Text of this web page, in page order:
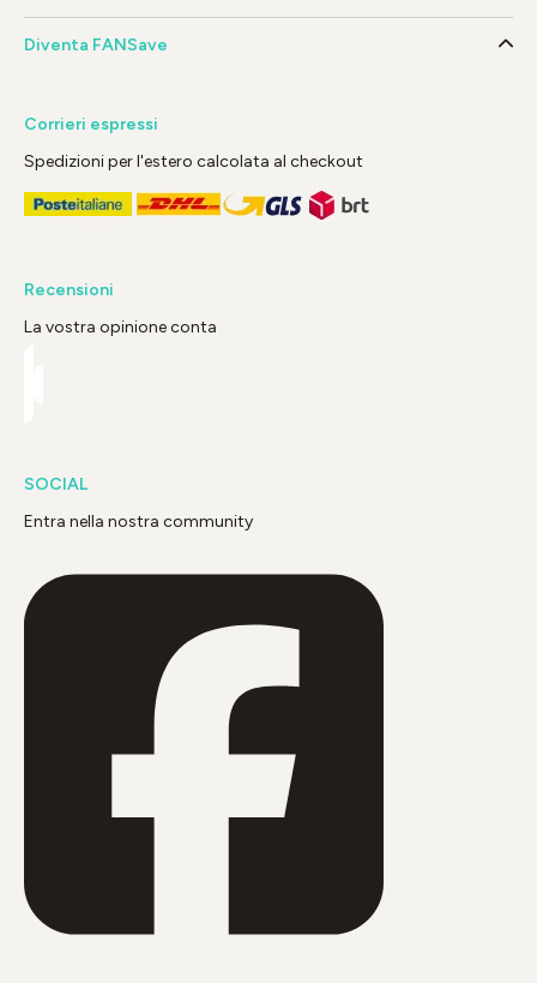
Diventa FANSave
Corrieri espressi
Spedizioni per l'estero calcolata al checkout
Recensioni
La vostra opinione conta
SOCIAL
Entra nella nostra community